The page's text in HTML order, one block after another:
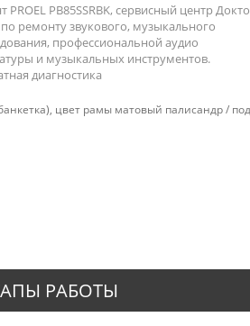
PROEL PB85SSRBK, сервисный центр
ремонту звукового, музыкального
профессиональной аудио
и музыкальных инструментов.
диагностика
цвет рамы матовый палисандр /
РАБОТЫ